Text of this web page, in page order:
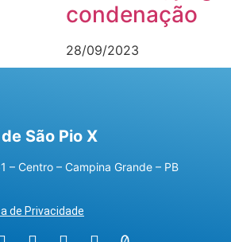
condenação
28/09/2023
São Pio X
– Centro – Campina Grande – PB
de Privacidade